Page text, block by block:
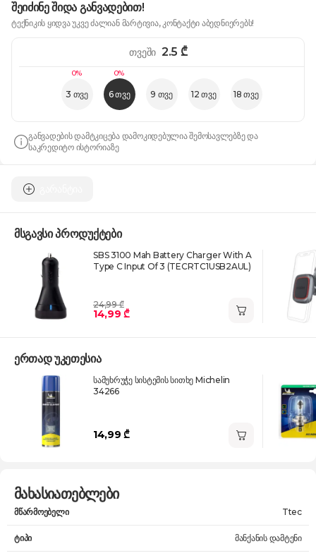
შეიძინე შიდა განვადებით!
ტექნიკის ყიდვა უკვე ძალიან მარტივია, კონტაქტი აბედნიერებს!
0%
3 თვე
0%
6 თვე 9 თვე 12 თვე 18 თვე
თვეში 2.5 ₾
განვადების დამტკიცება დამოკიდებულია შემოსავლებზე და
საკრედიტო ისტორიაზე
მსგავსი პროდუქტები
SBS 3100 Mah Battery Charger With A
Type C Input Of 3 (TECRTC1USB2AUL)
24,99 ₾
14,99 ₾
ერთად უკეთესია
სამუხრუჭე სისტემის სითხე Michelin
34266
14,99 ₾
მახასიათებლები
მწარმოებელი Ttec
ტიპი მანქანის დამტენი